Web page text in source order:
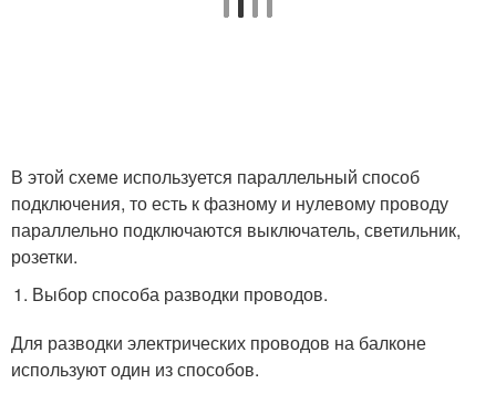
В этой схеме используется параллельный способ
подключения, то есть к фазному и нулевому проводу
параллельно подключаются выключатель, светильник,
розетки.
Выбор способа разводки проводов.
Для разводки электрических проводов на балконе
используют один из способов.